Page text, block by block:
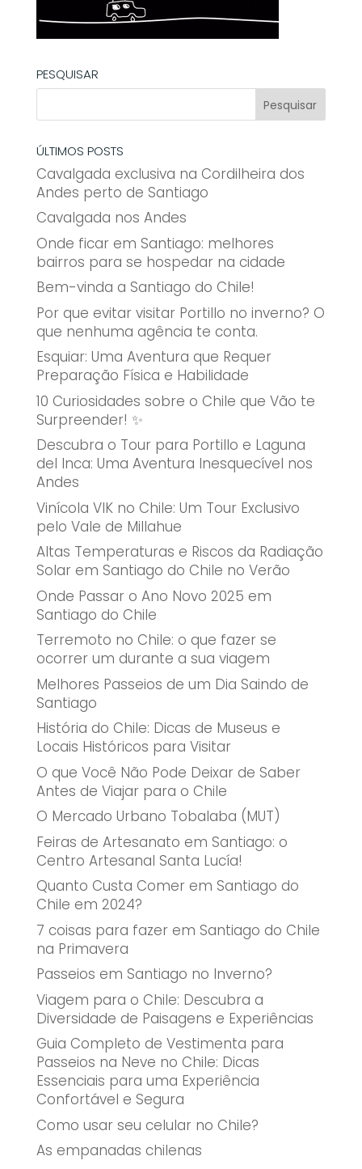
PESQUISAR
ÚLTIMOS POSTS
Cavalgada exclusiva na Cordilheira dos
Andes perto de Santiago
Cavalgada nos Andes
Onde ficar em Santiago: melhores
bairros para se hospedar na cidade
Bem-vinda a Santiago do Chile!
Por que evitar visitar Portillo no inverno? O
que nenhuma agência te conta.
Esquiar: Uma Aventura que Requer
Preparação Física e Habilidade
10 Curiosidades sobre o Chile que Vão te
Surpreender! ✨
Descubra o Tour para Portillo e Laguna
del Inca: Uma Aventura Inesquecível nos
Andes
Vinícola VIK no Chile: Um Tour Exclusivo
pelo Vale de Millahue
Altas Temperaturas e Riscos da Radiação
Solar em Santiago do Chile no Verão
Onde Passar o Ano Novo 2025 em
Santiago do Chile
Terremoto no Chile: o que fazer se
ocorrer um durante a sua viagem
Melhores Passeios de um Dia Saindo de
Santiago
História do Chile: Dicas de Museus e
Locais Históricos para Visitar
O que Você Não Pode Deixar de Saber
Antes de Viajar para o Chile
O Mercado Urbano Tobalaba (MUT)
Feiras de Artesanato em Santiago: o
Centro Artesanal Santa Lucía!
Quanto Custa Comer em Santiago do
Chile em 2024?
7 coisas para fazer em Santiago do Chile
na Primavera
Passeios em Santiago no Inverno?
Viagem para o Chile: Descubra a
Diversidade de Paisagens e Experiências
Guia Completo de Vestimenta para
Passeios na Neve no Chile: Dicas
Essenciais para uma Experiência
Confortável e Segura
Como usar seu celular no Chile?
As empanadas chilenas